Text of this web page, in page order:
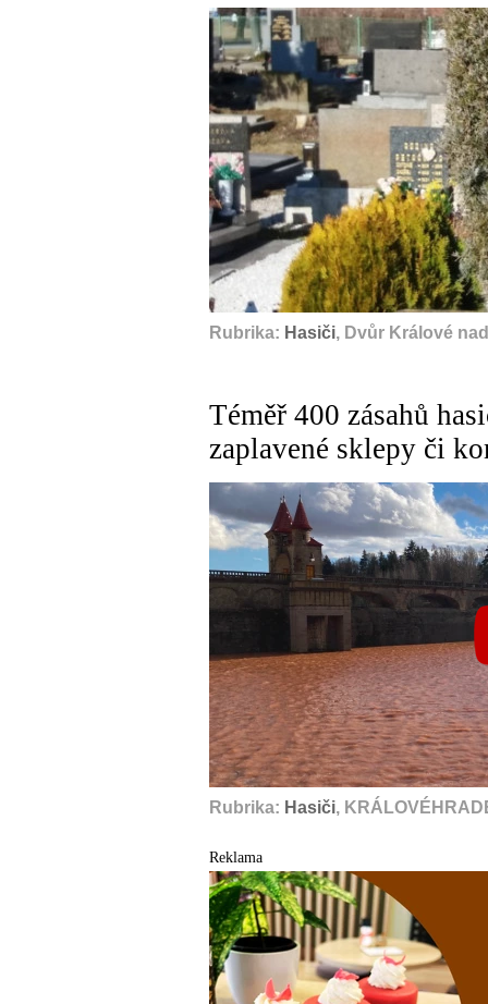
Rubrika: Hasiči, Dvůr Králové
Téměř 400 zásahů
zaplavené sklepy či
Rubrika: Hasiči,
Reklama